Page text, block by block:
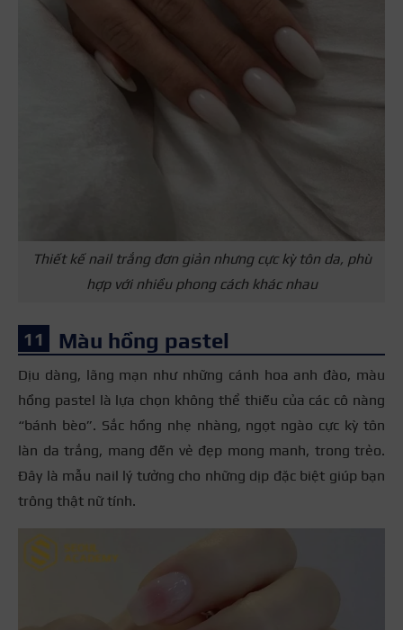
Thiết kế nail trắng đơn giản nhưng cực kỳ tôn da, phù
hợp với nhiều phong cách khác nhau
Màu hồng pastel
Dịu dàng, lãng mạn như những cánh hoa anh đào, màu
hồng pastel là lựa chọn không thể thiếu của các cô nàng
“bánh bèo”. Sắc hồng nhẹ nhàng, ngọt ngào cực kỳ tôn
làn da trắng, mang đến vẻ đẹp mong manh, trong trẻo.
Đây là mẫu nail lý tưởng cho những dịp đặc biệt giúp bạn
trông thật nữ tính.